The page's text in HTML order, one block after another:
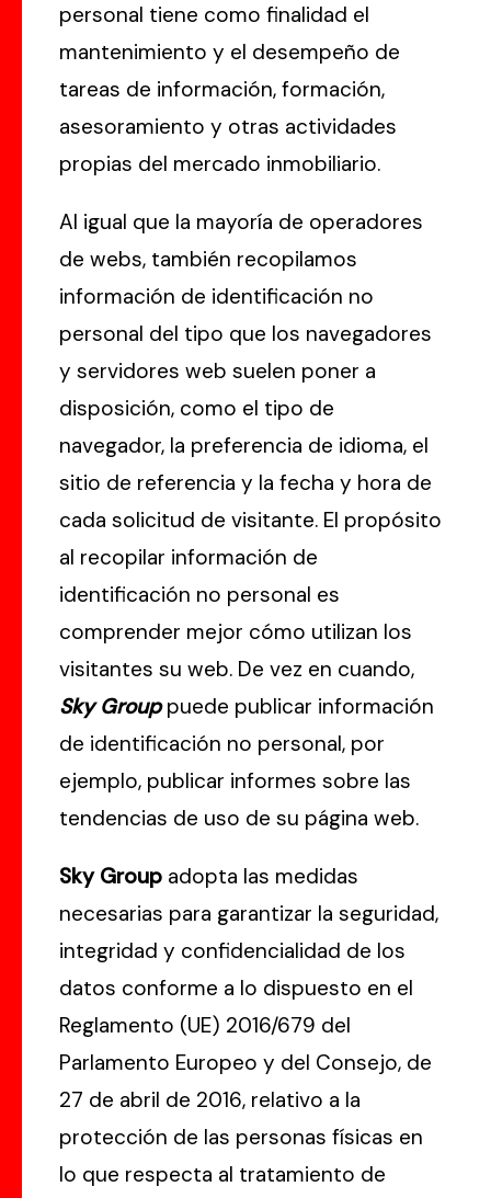
personal tiene como finalidad el
mantenimiento y el desempeño de
tareas de información, formación,
asesoramiento y otras actividades
propias del mercado inmobiliario.
Al igual que la mayoría de operadores
de webs, también recopilamos
información de identificación no
personal del tipo que los navegadores
y servidores web suelen poner a
disposición, como el tipo de
navegador, la preferencia de idioma, el
sitio de referencia y la fecha y hora de
cada solicitud de visitante. El propósito
al recopilar información de
identificación no personal es
comprender mejor cómo utilizan los
visitantes su web. De vez en cuando,
Sky Grouppuede publicar información
de identificación no personal, por
ejemplo, publicar informes sobre las
tendencias de uso de su página web.
Sky Group adopta las medidas
necesarias para garantizar la seguridad,
integridad y confidencialidad de los
datos conforme a lo dispuesto en el
Reglamento (UE) 2016/679 del
Parlamento Europeo y del Consejo, de
27 de abril de 2016, relativo a la
protección de las personas físicas en
lo que respecta al tratamiento de